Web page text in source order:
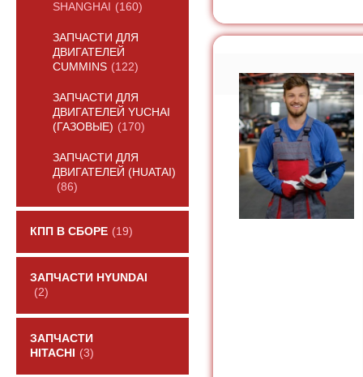
SHANGHAI
(160)
ЗАПЧАСТИ ДЛЯ
ДВИГАТЕЛЕЙ
CUMMINS (122)
ЗАПЧАСТИ ДЛЯ
ДВИГАТЕЛЕЙ YUCHAI
(ГАЗОВЫЕ) (170)
ЗАПЧАСТИ ДЛЯ
ДВИГАТЕЛЕЙ (HUATAI)
(86)
КПП В СБОРЕ (19)
ЗАПЧАСТИ HYUNDAI
(2)
ЗАПЧАСТИ
HITACHI
(3)